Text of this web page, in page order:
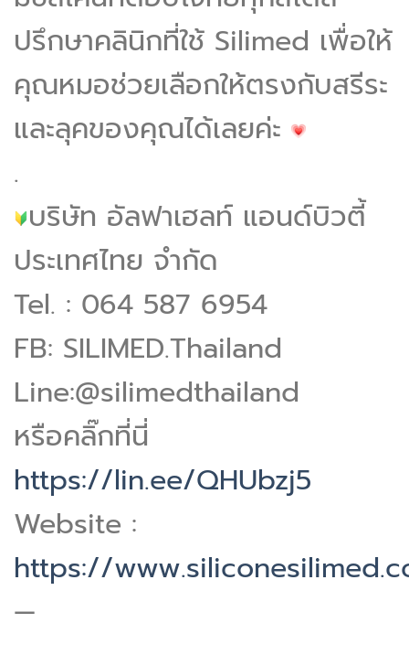
ปรึกษาคลินิกที่ใช้ Silimed เพื่อให้
คุณหมอช่วยเลือกให้ตรงกับสรีระ
และลุคของคุณได้เลยค่ะ
.
บริษัท อัลฟาเฮลท์ แอนด์บิวตี้
ประเทศไทย จำกัด
Tel. : 064 587 6954
FB: SILIMED.Thailand
Line:@silimedthailand
หรือคลิ๊กที่นี่
https://lin.ee/QHUbzj5
Website :
https://
—